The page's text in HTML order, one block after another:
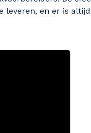
leveren, en er is